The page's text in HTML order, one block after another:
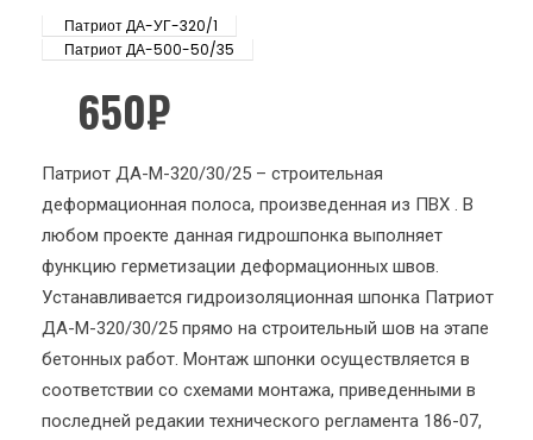
Патриот ДА-УГ-320/1
Патриот ДА-500-50/35
650₽
Патриот ДА-М-320/30/25 – строительная
деформационная полоса, произведенная из ПВХ . В
любом проекте данная гидрошпонка выполняет
функцию герметизации деформационных швов.
Устанавливается гидроизоляционная шпонка Патриот
ДА-М-320/30/25 прямо на строительный шов на этапе
бетонных работ. Монтаж шпонки осуществляется в
соответствии со схемами монтажа, приведенными в
последней редакии технического регламента 186-07,